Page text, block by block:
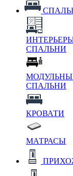
СПАЛЬНИ
СПАЛЬНИ
КРОВАТИ
МАТРАСЫ